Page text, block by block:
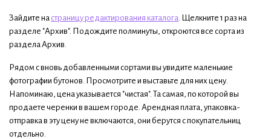
Зайдите на страницу редактирования каталога. Щелкните 1 раз на
разделе "Архив". Подождите полминуты, откроются все сорта из
раздела Архив.
Рядом с вновь добавленными сортами вы увидите маленькие
фотографии бутонов. Просмотрите и выставьте для них цену.
Напоминаю, цена указывается "чистая". Та самая, по которой вы
продаете черенки в вашем городе. Арендная плата, упаковка-
отправка в эту цену не включаются, они берутся с покупательниц
отдельно.